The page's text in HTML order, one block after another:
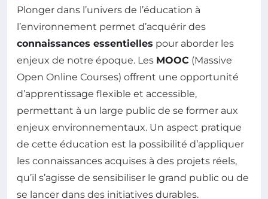
Plonger dans l’univers de l’éducation à
l’environnement permet d’acquérir des
connaissances essentielles pour aborder les
enjeux de notre époque. Les MOOC (Massive
Open Online Courses) offrent une opportunité
d’apprentissage flexible et accessible,
permettant à un large public de se former aux
enjeux environnementaux. Un aspect pratique
de cette éducation est la possibilité d’appliquer
les connaissances acquises à des projets réels,
qu’il s’agisse de sensibiliser le grand public ou de
se lancer dans des initiatives durables.